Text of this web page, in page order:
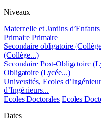
Niveaux
Maternelle et Jardins d’Enfants
Primaire Primaire
Secondaire obligatoire
(Collège...)
Secondaire Post-Obligatoire
Obligatoire (Lycée...)
Universités, Ecoles
d’Ingénieurs...
Ecoles Doctorales Ecoles
Dates